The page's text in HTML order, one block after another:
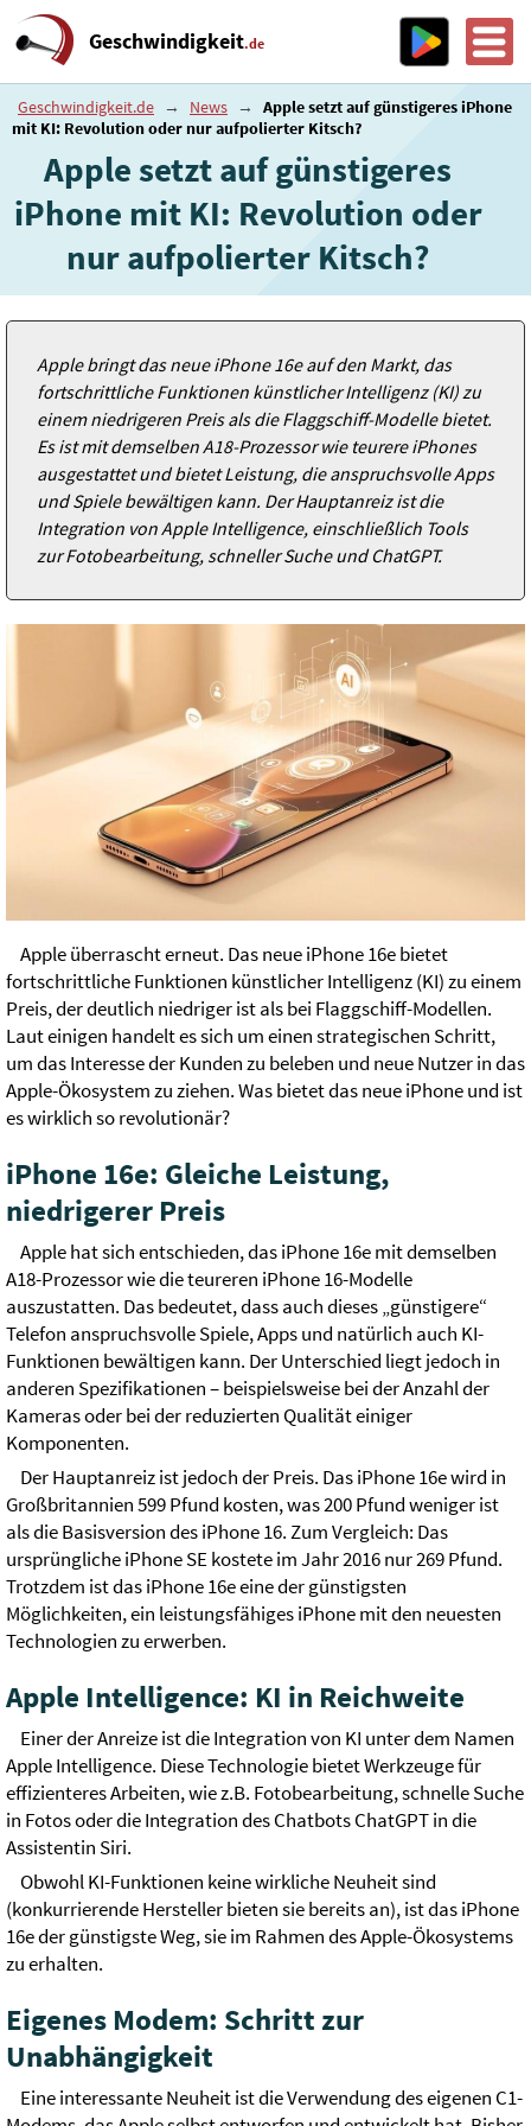
Geschwindigkeit.de
Geschwindigkeit.de → News →
Apple setzt auf günstigeres iPhone
mit KI: Revolution oder nur aufpolierter Kitsch?
Apple setzt auf günstigeres
iPhone mit KI: Revolution oder
nur aufpolierter Kitsch?
Apple bringt das neue iPhone 16e auf den Markt, das
fortschrittliche Funktionen künstlicher Intelligenz (KI) zu
einem niedrigeren Preis als die Flaggschiff-Modelle bietet.
Es ist mit demselben A18-Prozessor wie teurere iPhones
ausgestattet und bietet Leistung, die anspruchsvolle Apps
und Spiele bewältigen kann. Der Hauptanreiz ist die
Integration von Apple Intelligence, einschließlich Tools
zur Fotobearbeitung, schneller Suche und ChatGPT.
Apple überrascht erneut. Das neue iPhone 16e bietet
fortschrittliche Funktionen künstlicher Intelligenz (KI) zu einem
Preis, der deutlich niedriger ist als bei Flaggschiff-Modellen.
Laut einigen handelt es sich um einen strategischen Schritt,
um das Interesse der Kunden zu beleben und neue Nutzer in das
Apple-Ökosystem zu ziehen. Was bietet das neue iPhone und ist
es wirklich so revolutionär?
iPhone 16e: Gleiche Leistung,
niedrigerer Preis
Apple hat sich entschieden, das iPhone 16e mit demselben
A18-Prozessor wie die teureren iPhone 16-Modelle
auszustatten. Das bedeutet, dass auch dieses „günstigere“
Telefon anspruchsvolle Spiele, Apps und natürlich auch KI-
Funktionen bewältigen kann. Der Unterschied liegt jedoch in
anderen Spezifikationen – beispielsweise bei der Anzahl der
Kameras oder bei der reduzierten Qualität einiger
Komponenten.
Der Hauptanreiz ist jedoch der Preis. Das iPhone 16e wird in
Großbritannien 599 Pfund kosten, was 200 Pfund weniger ist
als die Basisversion des iPhone 16. Zum Vergleich: Das
ursprüngliche iPhone SE kostete im Jahr 2016 nur 269 Pfund.
Trotzdem ist das iPhone 16e eine der günstigsten
Möglichkeiten, ein leistungsfähiges iPhone mit den neuesten
Technologien zu erwerben.
Apple Intelligence: KI in Reichweite
Einer der Anreize ist die Integration von KI unter dem Namen
Apple Intelligence. Diese Technologie bietet Werkzeuge für
effizienteres Arbeiten, wie z.B. Fotobearbeitung, schnelle Suche
in Fotos oder die Integration des Chatbots ChatGPT in die
Assistentin Siri.
Obwohl KI-Funktionen keine wirkliche Neuheit sind
(konkurrierende Hersteller bieten sie bereits an), ist das iPhone
16e der günstigste Weg, sie im Rahmen des Apple-Ökosystems
zu erhalten.
Eigenes Modem: Schritt zur
Unabhängigkeit
Eine interessante Neuheit ist die Verwendung des eigenen C1-